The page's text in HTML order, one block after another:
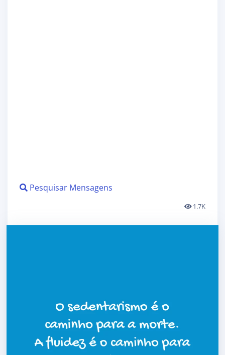
Pesquisar Mensagens
1.7K